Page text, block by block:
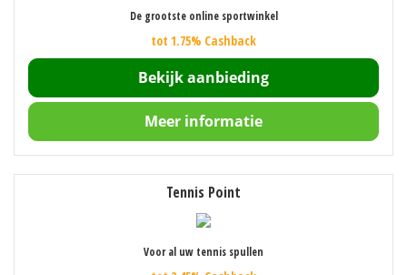
De grootste online sportwinkel
tot 1.75% Cashback
Bekijk aanbieding
Meer informatie
Tennis Point
Voor al uw tennis spullen